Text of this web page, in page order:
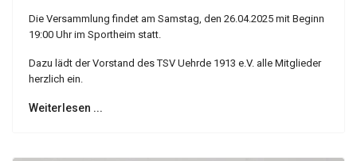
Die Versammlung findet am Samstag, den 26.04.2025 mit Beginn
19:00 Uhr im Sportheim statt.
Dazu lädt der Vorstand des TSV Uehrde 1913 e.V. alle Mitglieder
herzlich ein.
Weiterlesen ...